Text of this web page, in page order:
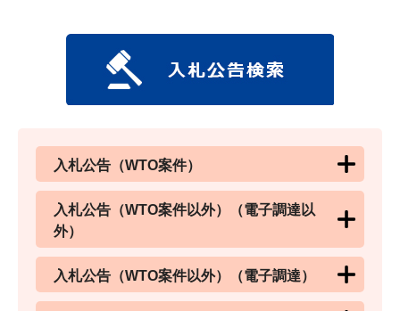
入札公告（WTO案件）
入札公告（WTO案件以外）（電子調達以
外）
入札公告（WTO案件以外）（電子調達）